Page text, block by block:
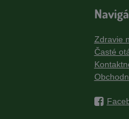
Zdravie
Časté